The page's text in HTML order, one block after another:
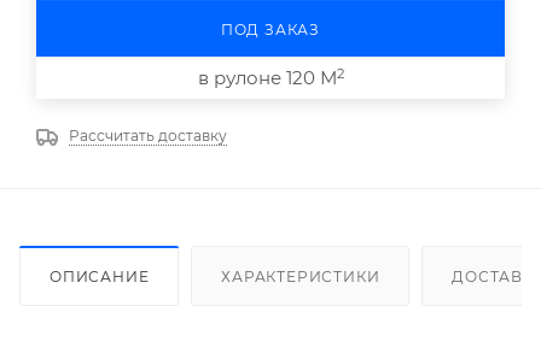
ПОД ЗАКАЗ
в рулоне 120 М2
Рассчитать доставку
ОПИСАНИЕ ХАРАКТЕРИСТИКИ